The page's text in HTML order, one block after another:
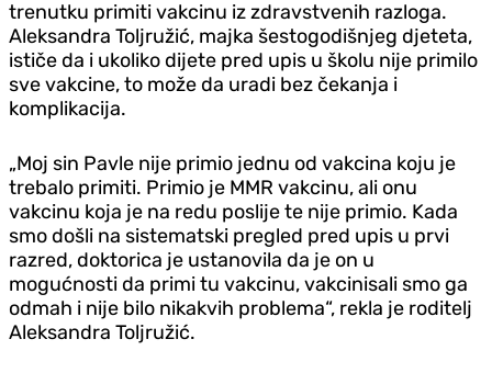
trenutku primiti vakcinu iz zdravstvenih razloga.
Aleksandra Toljružić, majka šestogodišnjeg djeteta,
ističe da i ukoliko dijete pred upis u školu nije primilo
sve vakcine, to može da uradi bez čekanja i
komplikacija.
„Moj sin Pavle nije primio jednu od vakcina koju je
trebalo primiti. Primio je MMR vakcinu, ali onu
vakcinu koja je na redu poslije te nije primio. Kada
smo došli na sistematski pregled pred upis u prvi
razred, doktorica je ustanovila da je on u
mogućnosti da primi tu vakcinu, vakcinisali smo ga
odmah i nije bilo nikakvih problema“, rekla je roditelj
Aleksandra Toljružić.